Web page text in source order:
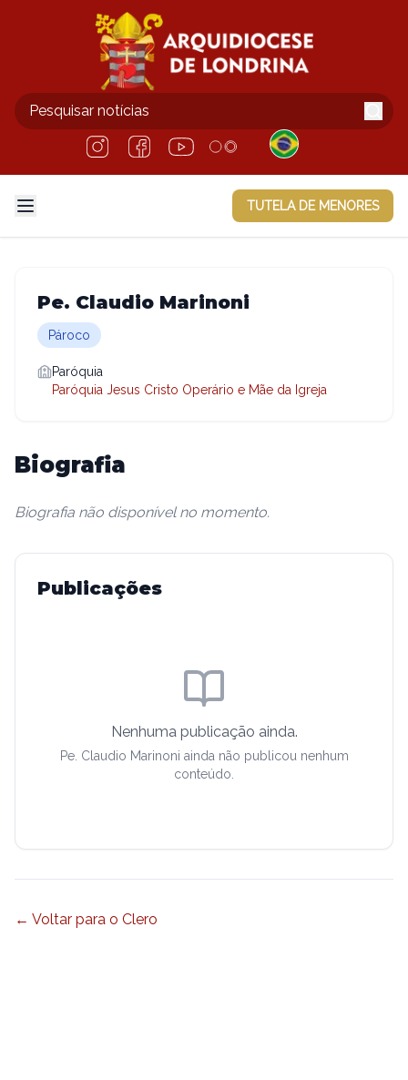
TUTELA DE MENORES
Pe. Claudio Marinoni
Pároco
Paróquia
Paróquia Jesus Cristo Operário e Mãe da Igreja
Biografia
Biografia não disponível no momento.
Publicações
Nenhuma publicação ainda.
Pe. Claudio Marinoni ainda não publicou nenhum
conteúdo.
← Voltar para o Clero